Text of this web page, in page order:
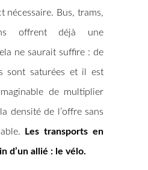
nécessaire. Bus, trams,
offrent déjà une
ne saurait suffire : de
sont saturées et il est
de multiplier
densité de l’offre sans
Les transports en
d’un allié : le vélo.